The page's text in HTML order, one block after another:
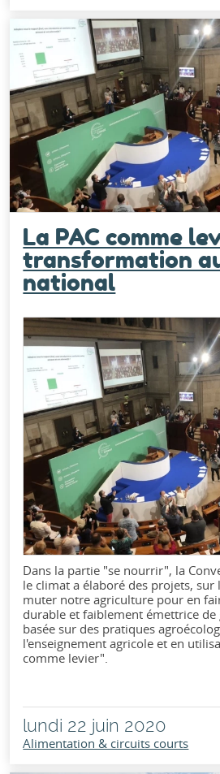
La PAC comme
transformation
national
Dans la partie "se nourrir", la
le climat a élaboré des projets, sur
muter notre agriculture pour en
durable et faiblement émettrice de
basée sur des pratiques
l'enseignement agricole et en
comme levier".
lundi 22 juin 2020
Alimentation & circuits courts